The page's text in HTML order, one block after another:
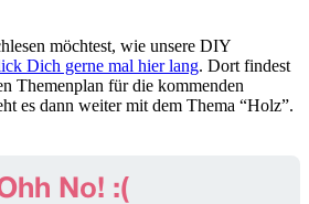
möchtest, wie unsere DIY
Dich gerne mal hier lang. Dort findest
Themenplan für die kommenden
es dann weiter mit dem Thema “Holz”.